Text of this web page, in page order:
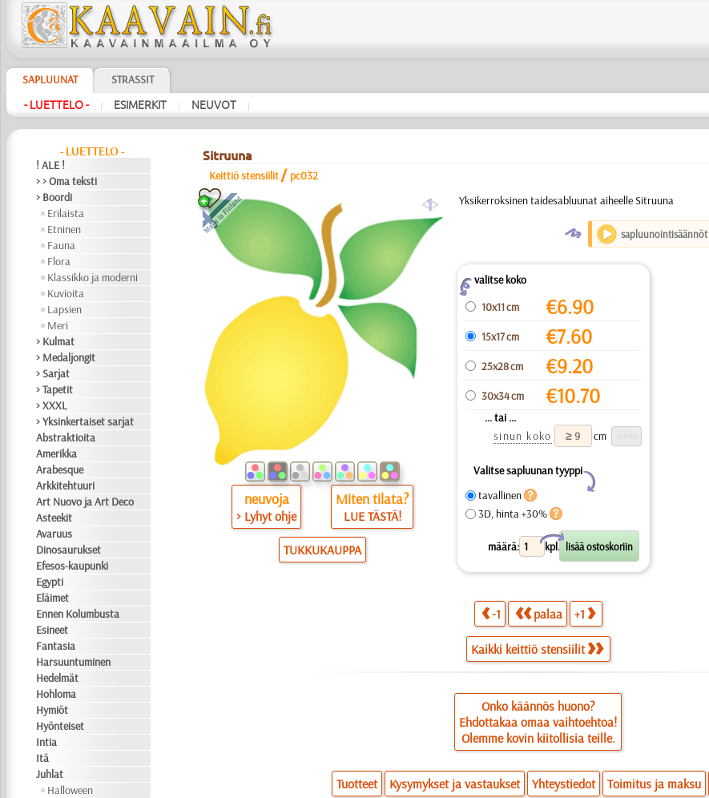
SAPLUUNAT STRASSIT
- LUETTELO - | ESIMERKIT | NEUVOT |
- LUETTELO -
! ALE !
> > Oma teksti
> Boordi
Erilaista
Etninen
Fauna
Flora
Klassikko ja moderni
Kuvioita
Lapsien
Meri
> Kulmat
> Medaljongit
> Sarjat
> Tapetit
> XXXL
> Yksinkertaiset sarjat
Abstraktioita
Amerikka
Arabesque
Arkkitehtuuri
Art Nuovo ja Art Deco
Asteekit
Avaruus
Dinosaurukset
Efesos-kaupunki
Egypti
Eläimet
Ennen Kolumbusta
Esineet
Fantasia
Harsuuntuminen
Hedelmät
Hohloma
Hymiöt
Hyönteiset
Intia
Itä
Juhlat
Halloween
Sitruuna
Keittiö stensiilit / pc032
a
neuvoja
> Lyhyt ohje
Miten tilata?
LUE TÄSTÄ!
TUKKUKAUPPA
Yksikerroksinen taidesabluunat aiheelle Sitruuna
O sapluunointisäännöt
Zvalitse koko
10x11 cm
€6.90
15x17 cm €7.60
25x28 cm €9.20
30x34 cm €10.70
... tai ...
sinun koko
cm
Valitse sapluunan tyyppi
Y
tavallinen
3D, hinta +30%
määrä: kpl.
X
-1 palaa +1
Kaikki keittiö stensiilit
Onko käännös huono?
Ehdottakaa omaa vaihtoehtoa!
Olemme kovin kiitollisia teille.
Tuotteet Kysymykset ja vastaukset Yhteystiedot Toimitus ja maksu